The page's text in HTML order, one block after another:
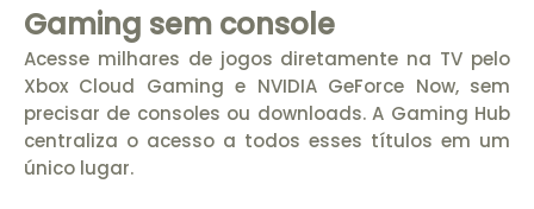
Gaming sem console
Acesse milhares de jogos diretamente na TV pelo
Xbox Cloud Gaming e NVIDIA GeForce Now, sem
precisar de consoles ou downloads. A Gaming Hub
centraliza o acesso a todos esses títulos em um
único lugar.